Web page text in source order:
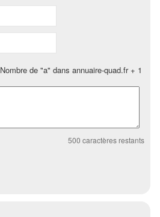
Nombre de "a" dans annuaire-quad.fr + 1
500 caractères restants